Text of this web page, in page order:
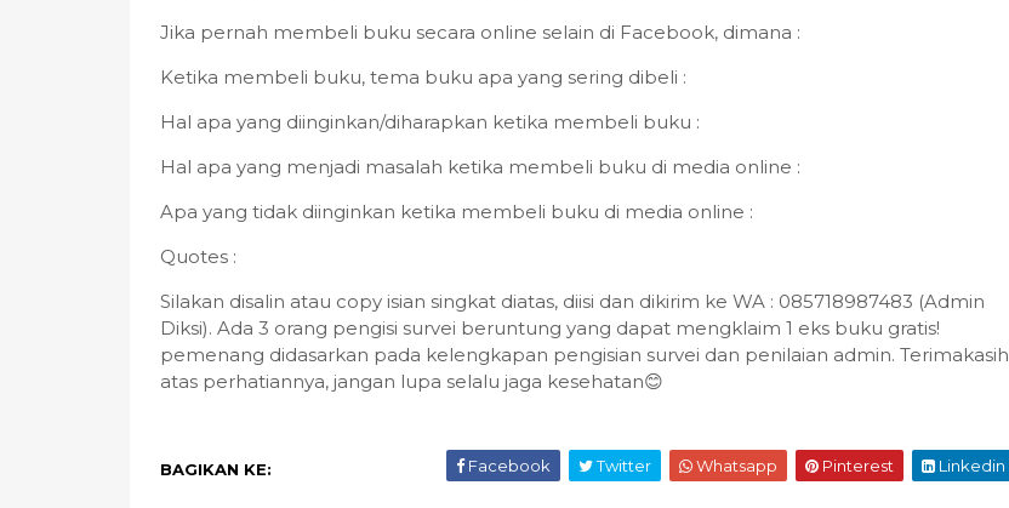
Jika pernah membeli buku secara online selain di Facebook, dimana :
Ketika membeli buku, tema buku apa yang sering dibeli :
Hal apa yang diinginkan/diharapkan ketika membeli buku :
Hal apa yang menjadi masalah ketika membeli buku di media online :
Apa yang tidak diinginkan ketika membeli buku di media online :
Quotes :
Silakan disalin atau copy isian singkat diatas, diisi dan dikirim ke WA : 085718987483 (Admin
Diksi). Ada 3 orang pengisi survei beruntung yang dapat mengklaim 1 eks buku gratis!
pemenang didasarkan pada kelengkapan pengisian survei dan penilaian admin. Terimakasih
atas perhatiannya, jangan lupa selalu jaga kesehatan😊
BAGIKAN KE: Facebook Twitter Whatsapp Pinterest Linkedin